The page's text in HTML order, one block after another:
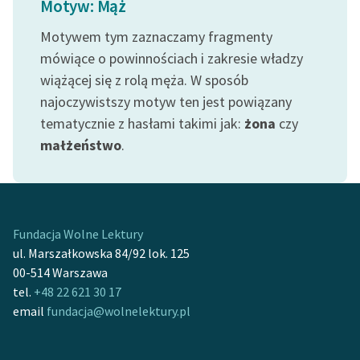
feministycznej
Ręce pełne poezji
Kolekcje edukacyjne
twórców przechodzących
do domeny publicznej,
lektur szkolnych oraz
Lektur
O nas
Kontakt
Motyw: Mąż
Motywem tym zaznaczamy fragmenty
mówiące o powinnościach i zakresie władzy
wiążącej się z rolą męża. W sposób
najoczywistszy motyw ten jest powiązany
tematycznie z hasłami takimi jak: żona czy
małżeństwo.
Fundacja Wolne Lektury
ul. Marszałkowska 84/92 lok. 125
00-514 Warszawa
tel. +48 22 621 30 17
email fundacja@wolnelektury.pl